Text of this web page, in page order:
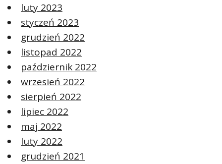
luty 2023
styczeń 2023
grudzień 2022
listopad 2022
październik 2022
wrzesień 2022
sierpień 2022
lipiec 2022
maj 2022
luty 2022
grudzień 2021